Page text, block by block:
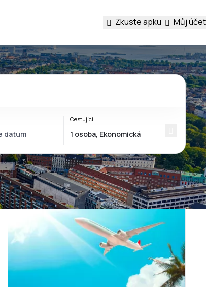
Zkuste apku Můj účet
Cestující